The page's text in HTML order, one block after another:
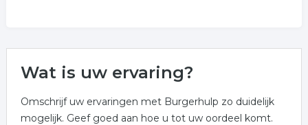
Wat is uw ervaring?
Omschrijf uw ervaringen met Burgerhulp zo duidelijk
mogelijk. Geef goed aan hoe u tot uw oordeel komt.